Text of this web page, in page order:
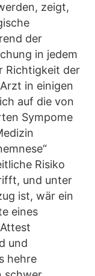
zeigt,
der
in jedem
Richtigkeit der
in einigen
auf die von
Sympome
Risiko
und unter
ist, wär ein
eines
und
hehre